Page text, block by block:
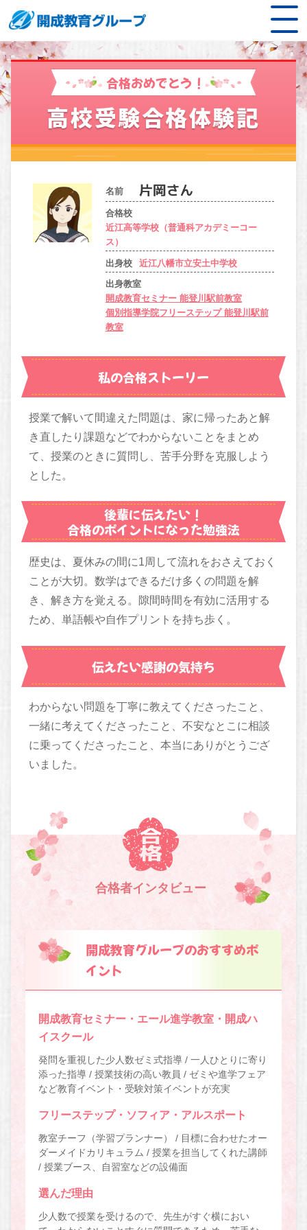
合格おめでとう！
高校受験合格体験記
名前
合格校
近江高等学校（普通科アカデミーコー
ス）
出身校 近江八幡市立安土中学校
出身教室
開成教育セミナー 能登川駅前教室
個別指導学院フリーステップ 能登川駅前
教室
私の合格ストーリー
授業で解いて間違えた問題は、家に帰ったあと解
き直したり課題などでわからないことをまとめ
て、授業のときに質問し、苦手分野を克服しよう
とした。
後輩に伝えたい！
合格のポイントになった勉強法
歴史は、夏休みの間に1周して流れをおさえておく
ことが大切。数学はできるだけ多くの問題を解
き、解き方を覚える。隙間時間を有効に活用する
ため、単語帳や自作プリントを持ち歩く。
伝えたい感謝の気持ち
わからない問題を丁寧に教えてくださったこと、
一緒に考えてくださったこと、不安なとこに相談
に乗ってくださったこと、本当にありがとうござ
いました。
合格者インタビュー
開成教育グループのおすすめポ
イント
開成教育セミナー・エール進学教室・開成ハ
イスクール
発問を重視した少人数ゼミ式指導 / 一人ひとりに寄り
添った指導 / 授業技術の高い教員 / ゼミや進学フェア
など教育イベント・受験対策イベントが充実
フリーステップ・ソフィア・アルスポート
教室チーフ（学習プランナー） / 目標に合わせたオー
ダーメイドカリキュラム / 授業を担当してくれた講師
/ 授業ブース、自習室などの設備面
選んだ理由
少人数で授業を受けるので、先生がすぐ横におい